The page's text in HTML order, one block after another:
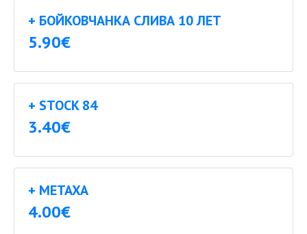
+ БОЙКОВЧАНКА СЛИВА 10 ЛЕТ
5.90€
+ STOCK 84
3.40€
+ METAXA
4.00€